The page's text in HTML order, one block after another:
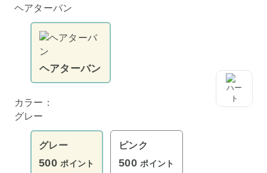
ヘアターバン
ヘアターバン
カラー：
グレー
グレー
500ポイント
ピンク
500ポイント